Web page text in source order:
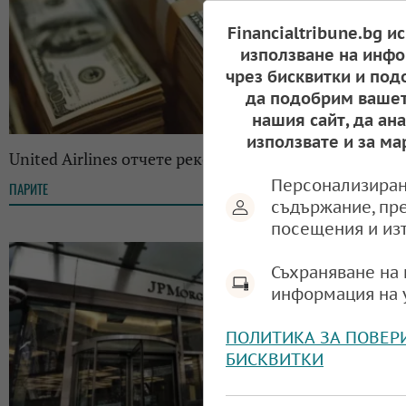
United Airlines отчете рекордни приходи
ПАРИТЕ 09:09, 22.01.2025
Financialtribune.bg
използване на
чрез бисквитки и
да подобрим
нашия сайт, да
използвате и за
съдържание,
посещения и
Съхраняване
информация на
ПОЛИТИКА ЗА
БИСКВИТКИ